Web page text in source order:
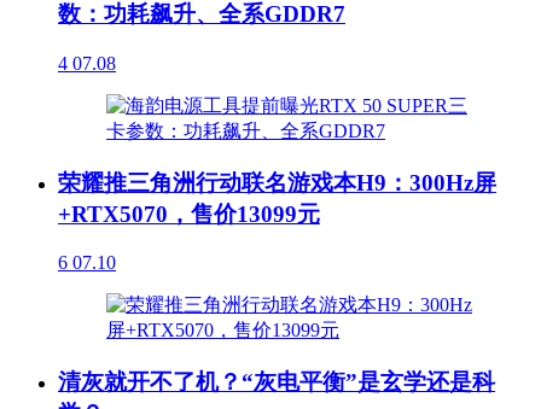
数：功耗飙升、全系GDDR7
4 07.08
荣耀推三角洲行动联名游戏本H9：300Hz屏
+RTX5070，售价13099元
6 07.10
清灰就开不了机？“灰电平衡”是玄学还是科